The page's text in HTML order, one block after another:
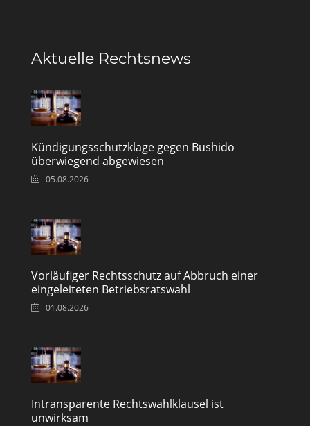
Aktuelle Rechtsnews
Kündigungsschutzklage gegen Bushido
überwiegend abgewiesen
05.08.2026
Vorläufiger Rechtsschutz auf Abbruch einer
eingeleiteten Betriebsratswahl
01.08.2026
Intransparente Rechtswahlklausel ist
unwirksam